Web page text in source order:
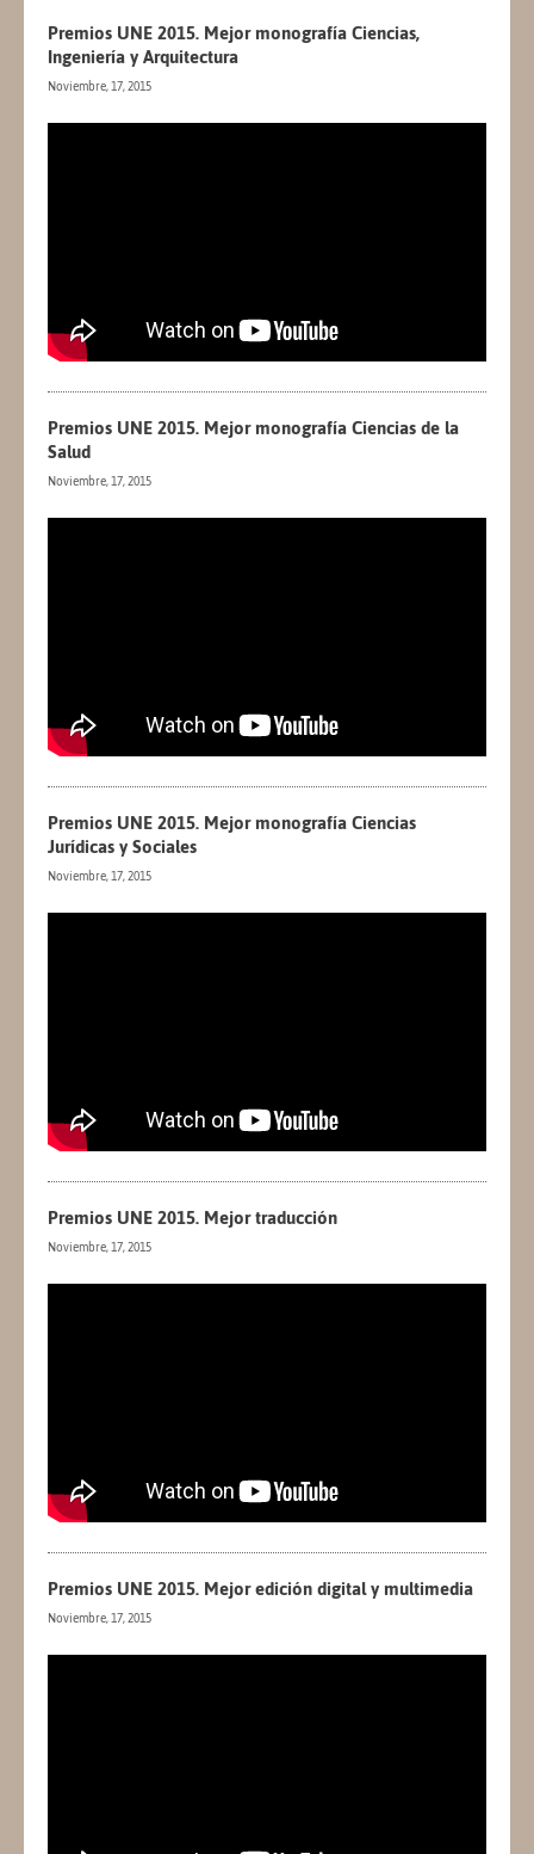
Premios UNE 2015. Mejor monografía Ciencias,
Ingeniería y Arquitectura
Noviembre, 17, 2015
Premios UNE 2015. Mejor monografía Ciencias de la
Salud
Noviembre, 17, 2015
Premios UNE 2015. Mejor monografía Ciencias
Jurídicas y Sociales
Noviembre, 17, 2015
Premios UNE 2015. Mejor traducción
Noviembre, 17, 2015
Premios UNE 2015. Mejor edición digital y multimedia
Noviembre, 17, 2015